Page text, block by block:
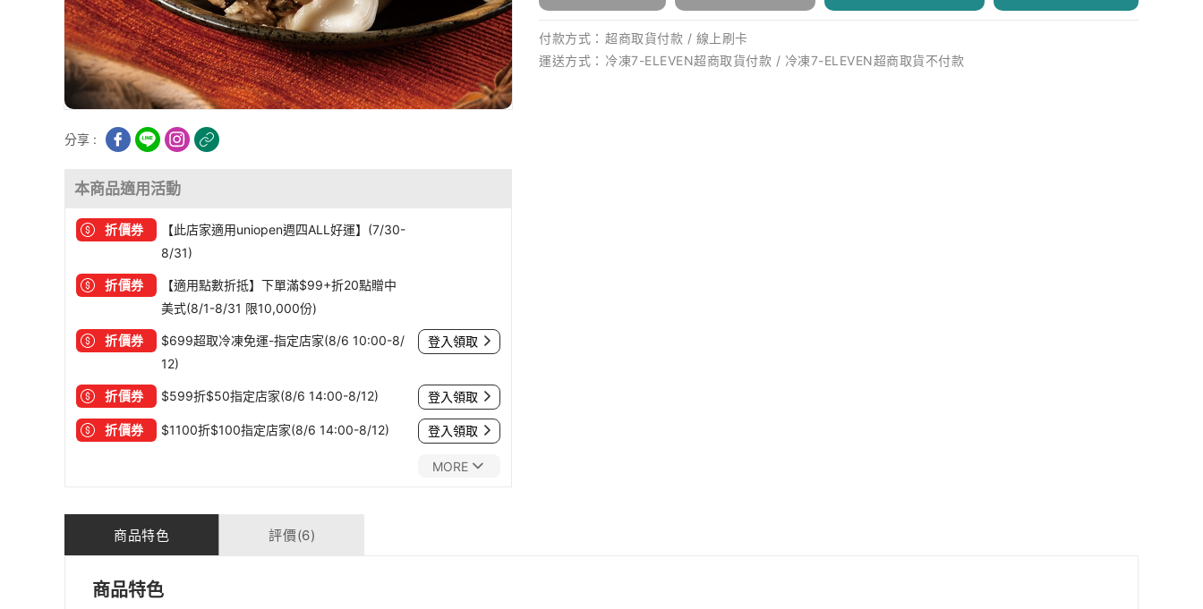
分享 :
本商品適用活動
折價券
【此店家適用uniopen週四ALL好運】(7/30-
8/31)
折價券
【適用點數折抵】下單滿$99+折20點贈中
美式(8/1-8/31 限10,000份)
折價券
$699超取冷凍免運-指定店家(8/6 10:00-8/
12)
登入領取
折價券 $599折$50指定店家(8/6 14:00-8/12) 登入領取
折價券 $1100折$100指定店家(8/6 14:00-8/12) 登入領取
MORE
付款方式： 超商取貨付款 / 線上刷卡
運送方式： 冷凍7-ELEVEN超商取貨付款 / 冷凍7-ELEVEN超商取貨不付款
商品特色 評價(6)
商品特色